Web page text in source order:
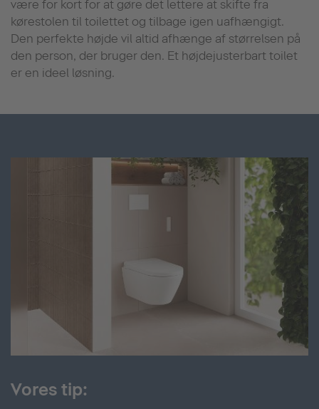
være for kort for at gøre det lettere at skifte fra
kørestolen til toilettet og tilbage igen uafhængigt.
Den perfekte højde vil altid afhænge af størrelsen på
den person, der bruger den. Et højdejusterbart toilet
er en ideel løsning.
Vores tip: